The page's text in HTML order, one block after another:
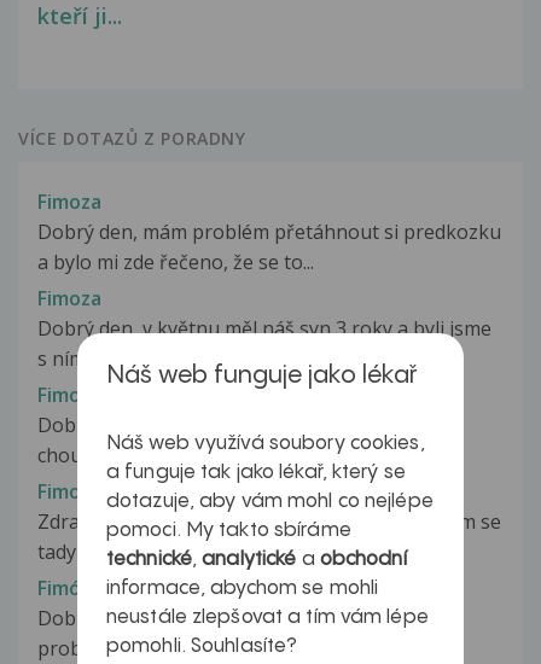
kteří ji...
VÍCE DOTAZŮ Z PORADNY
Fimoza
Dobrý den, mám problém přetáhnout si predkozku
a bylo mi zde řečeno, že se to...
Fimoza
Dobrý den, v květnu měl náš syn 3 roky a byli jsme
s ním u p. doktorky na 3...
Fimoza
Dobrý den, Mám na vás dotaz ohledně takové
choulostivé věci. Je mi 19 let...
Fimoza
Zdravím potřebuji poradit ohledně šourku. Ptám se
tady protože je mi blbé se...
Fimóza
Dobrý den, je mi 43let, mám nyní asi 4mesice
problém s přetažením předkožky,...
Náš web funguje jako lékař
Náš web využívá soubory cookies,
a funguje tak jako lékař, který se
dotazuje, aby vám mohl co nejlépe
pomoci. My takto sbíráme
technické,analytické a obchodní
informace, abychom se mohli
neustále zlepšovat a tím vám lépe
pomohli. Souhlasíte?